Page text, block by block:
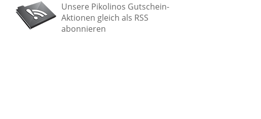
Unsere Pikolinos Gutschein-
Aktionen gleich als RSS
abonnieren